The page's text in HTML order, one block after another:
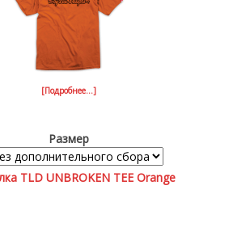
[Подробнее...]
Размер
TLD UNBROKEN TEE Orange